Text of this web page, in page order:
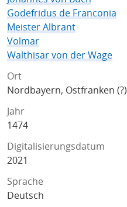
Godefridus de Franconia
Meister Albrant
Volmar
Walthisar von der Wage
Ort
Nordbayern, Ostfranken (?)
Jahr
1474
Digitalisierungsdatum
2021
Sprache
Deutsch